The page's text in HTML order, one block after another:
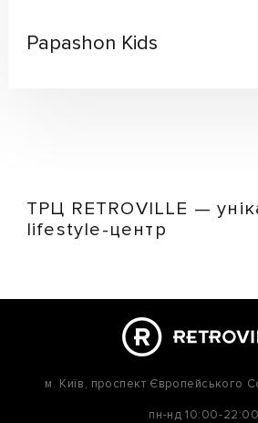
Papashon Kids
ТРЦ RETROVILLE —
lifestyle-центр
м. Київ, проспект Європейського
пн-нд 10:00-22:00